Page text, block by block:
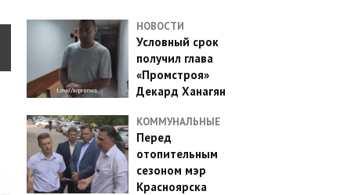
НОВОСТИ
Условный срок
получил глава
«Промстроя»
Декард Ханагян
КОММУНАЛЬНЫЕ
Перед
отопительным
сезоном мэр
Красноярска